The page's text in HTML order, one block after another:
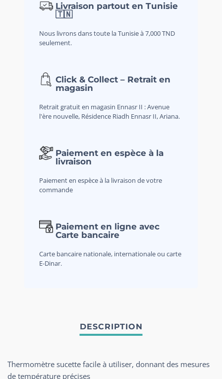
Livraison partout en Tunisie
🇹🇳
Nous livrons dans toute la Tunisie à 7,000 TND
seulement.
Click & Collect – Retrait en
magasin
Retrait gratuit en magasin Ennasr II : Avenue
l'ère nouvelle, Résidence Riadh Ennasr II, Ariana.
Paiement en espèce à la
livraison
Paiement en espèce à la livraison de votre
commande
Paiement en ligne avec
Carte bancaire
Carte bancaire nationale, internationale ou carte
E-Dinar.
Thermomètre sucette facile à utiliser, donnant des mesures
de température précises